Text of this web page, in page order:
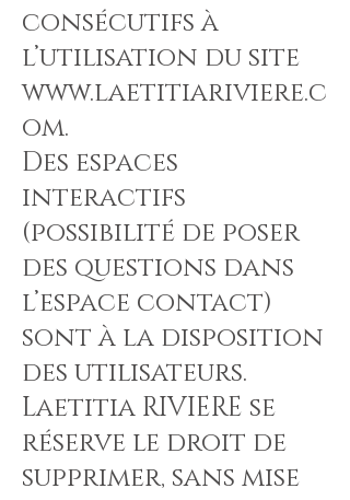
consécutifs à
l’utilisation du site
www.laetitiariviere.c
om.
Des espaces
interactifs
(possibilité de poser
des questions dans
l’espace contact)
sont à la disposition
des utilisateurs.
Laetitia RIVIERE se
réserve le droit de
supprimer, sans mise